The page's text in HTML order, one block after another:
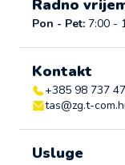
Radno
Pon - Pet: 7:00 -
Kontakt
+385 98 737
tas@zg.t-
Usluge